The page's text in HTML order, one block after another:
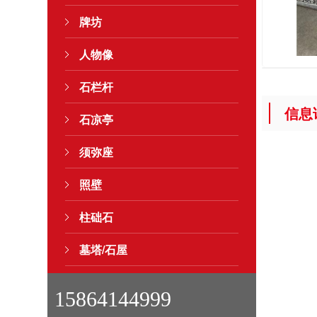
牌坊
人物像
石栏杆
石凉亭
须弥座
照壁
柱础石
墓塔/石屋
15864144999
信息